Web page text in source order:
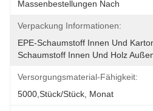
Massenbestellungen Nach
Verpackung Informationen:
EPE-Schaumstoff Innen Und
Schaumstoff Innen Und Holz
Versorgungsmaterial-Fähigkeit:
5000,Stück/Stück, Monat